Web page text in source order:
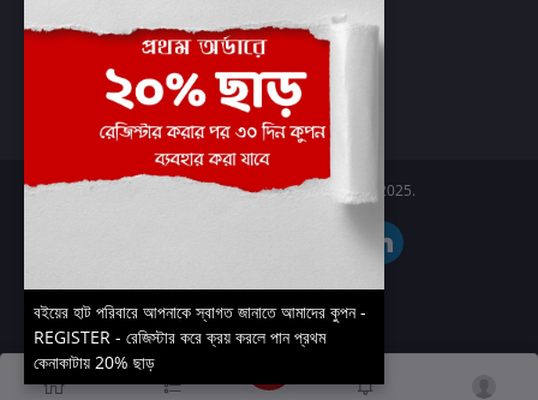
প্রবেশ করুন
অর্ডার ইতিহাস
আমার ইচ্ছাগুলি
অর্ডার ট্র্যাকিং
Boier Haat™ | © All rights reserved 2025.
বইয়ের হাট পরিবারে আপনাকে স্বাগত জানাতে আমাদের কুপন -
REGISTER - রেজিস্টার করে ক্রয় করলে পান প্রথম
কেনাকাটায় 20% ছাড়